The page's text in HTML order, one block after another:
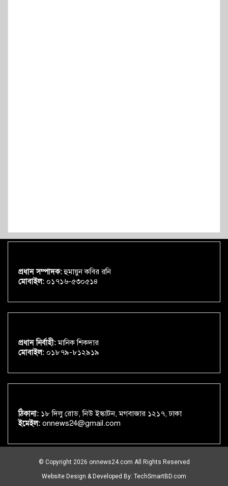
প্রধান সম্পাদক:হুমায়ুন কবির রনি
মোবাইল: ০১৭১৬-৫৩০৫১৪
প্রধান নির্বাহী:মানিক শিকদার
মোবাইল: ০১৮৭৯-৮১২৯১৯
ঠিকানা: ১৮ দিলু রোড, নিউ ইস্কাটন, মগবাজার ১২১৭, ঢাকা
ইমেইল: onnews24@gmail.com
© Copyright 2026 onnews24.com All Rights Reserved
Website Design & Developed By: TechSmartBD.com